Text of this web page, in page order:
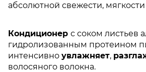
абсолютной свежести,
Кондиционер с соком листьев
гидролизованным протеином
интенсивно увлажняет,
волосяного волокна.